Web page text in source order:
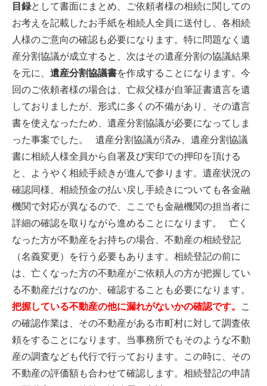
目録として書面にまとめ、ご依頼者様の相続に関しての
お考えを記載したお手紙を相続人全員に送付し、各相続
人様のご意向の確認も必要になります。特に問題なく遺
産分割協議が成立すると、次はその遺産分割の協議結果
を元に、 遺産分割協議書を作成することになります。今
回のご依頼者様の場合は、亡叔父様が自筆証書遺言を遺
しておりましたが、形式に多くの不備があり、その遺言
書を使えなったため、遺産分割協議が必要になってしま
った事案でした。 遺産分割協議が済み、遺産分割協議
書に相続人様全員から自署及び実印での押印を頂ける
と、ようやく相続手続きが進んで参ります。遺産状況の
確認同様、相続預金の払い戻し手続きについても各金融
機関で対応が異なるので、ここでも金融機関の担当者に
詳細の確認を取りながら進めることになります。 亡く
なった方が不動産をお持ちの場合、不動産の相続登記
（名義変更）を行う必要もあります。相続登記の前に
は、亡くなった方の不動産がご依頼人の方が把握してい
る不動産だけなのか、確認することも必要になります。
把握している不動産の他に漏れがないかの確認です。
こ
の確認作業は、その不動産がある市町村に対して調査依
頼をすることになります。当事務所でもそのような不動
産の調査なども代行で行っております。この時に、その
不動産の評価額も合わせて確認します。相続登記の申請